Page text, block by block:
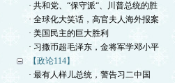
· 共和党、“保守派“、川普总统的胜
· 全球化大笑话，高官夫人海外报案
· 美国民主的巨大胜利
· 习撒币超毛泽东，金将军学邓小平
【政论114】
· 最有人样儿总统，警告习二中国